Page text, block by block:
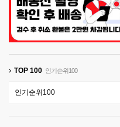
TOP 100 인기순위100
인기순위100